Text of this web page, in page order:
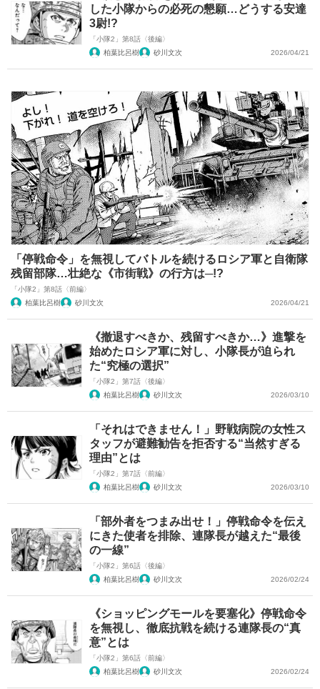
した小隊からの必死の懇願…どうする安達
3尉!?
「小隊2」第8話〈後編〉
柏葉比呂樹
砂川文次 2026/04/21
「停戦命令」を無視してバトルを続けるロシア軍と自衛隊
残留部隊…壮絶な《市街戦》の行方は─!?
「小隊2」第8話〈前編〉
柏葉比呂樹
砂川文次 2026/04/21
《撤退すべきか、残留すべきか…》進撃を
始めたロシア軍に対し、小隊長が迫られ
た“究極の選択”
「小隊2」第7話〈後編〉
柏葉比呂樹
砂川文次 2026/03/10
「それはできません！」野戦病院の女性ス
タッフが避難勧告を拒否する“当然すぎる
理由”とは
「小隊2」第7話〈前編〉
柏葉比呂樹
砂川文次 2026/03/10
「部外者をつまみ出せ！」停戦命令を伝え
にきた使者を排除、連隊長が越えた“最後
の一線”
「小隊2」第6話〈後編〉
柏葉比呂樹
砂川文次 2026/02/24
《ショッピングモールを要塞化》停戦命令
を無視し、徹底抗戦を続ける連隊長の“真
意”とは
「小隊2」第6話〈前編〉
柏葉比呂樹
砂川文次 2026/02/24